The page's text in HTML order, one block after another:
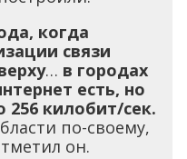
когда
связи
… в городах
есть, но
256 килобит/сек.
по-своему,
он.